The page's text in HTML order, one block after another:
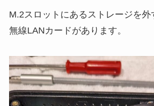
M.2スロットにあるストレージを外
無線LANカードがあります。